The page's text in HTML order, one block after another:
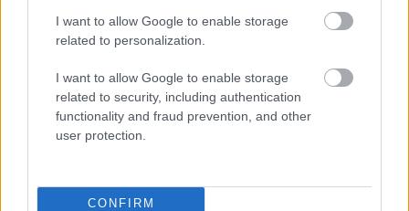
I want to allow Google to enable storage
related to personalization.
I want to allow Google to enable storage
related to security, including authentication
functionality and fraud prevention, and other
user protection.
CONFIRM